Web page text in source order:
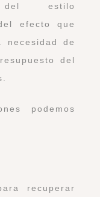
del estilo
efecto que
de
del
podemos
recuperar